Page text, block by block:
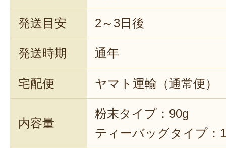
発送目安 2～3日後
発送時期 通年
宅配便 ヤマト運輸（通常便）
内容量
粉末タイプ：90g
ティーバッグタイプ：